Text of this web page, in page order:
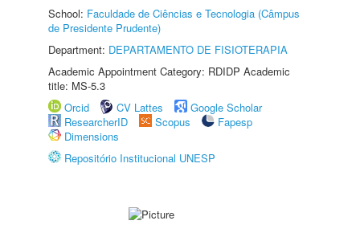
School: Faculdade de Ciências e Tecnologia (Câmpus
de Presidente Prudente)
Department: DEPARTAMENTO DE FISIOTERAPIA
Academic Appointment Category: RDIDP Academic
title: MS-5.3
Orcid
CV Lattes
Google Scholar
ResearcherID
Scopus
Fapesp
Dimensions
Repositório Institucional UNESP